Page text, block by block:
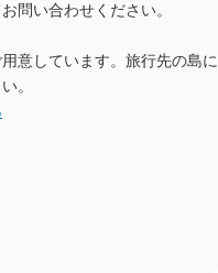
問い合わせください。
意しています。旅行先の島に
。